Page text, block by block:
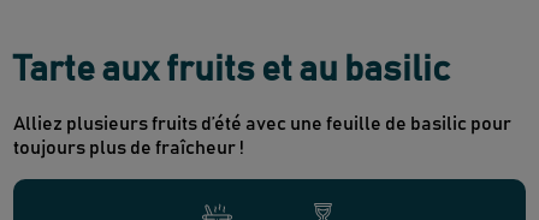
Tarte aux fruits et au basilic
Alliez plusieurs fruits d’été avec une feuille de basilic pour
toujours plus de fraîcheur !